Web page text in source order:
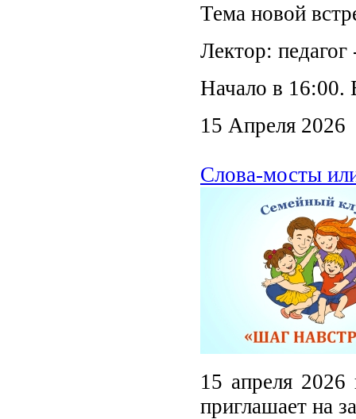
Тема новой
Лектор:
Начало в 16:00.
15 Апреля 2026
Слова-мосты
15 апреля
приглашает на